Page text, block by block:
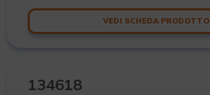
VEDI SCHEDA PRODOTTO
134618